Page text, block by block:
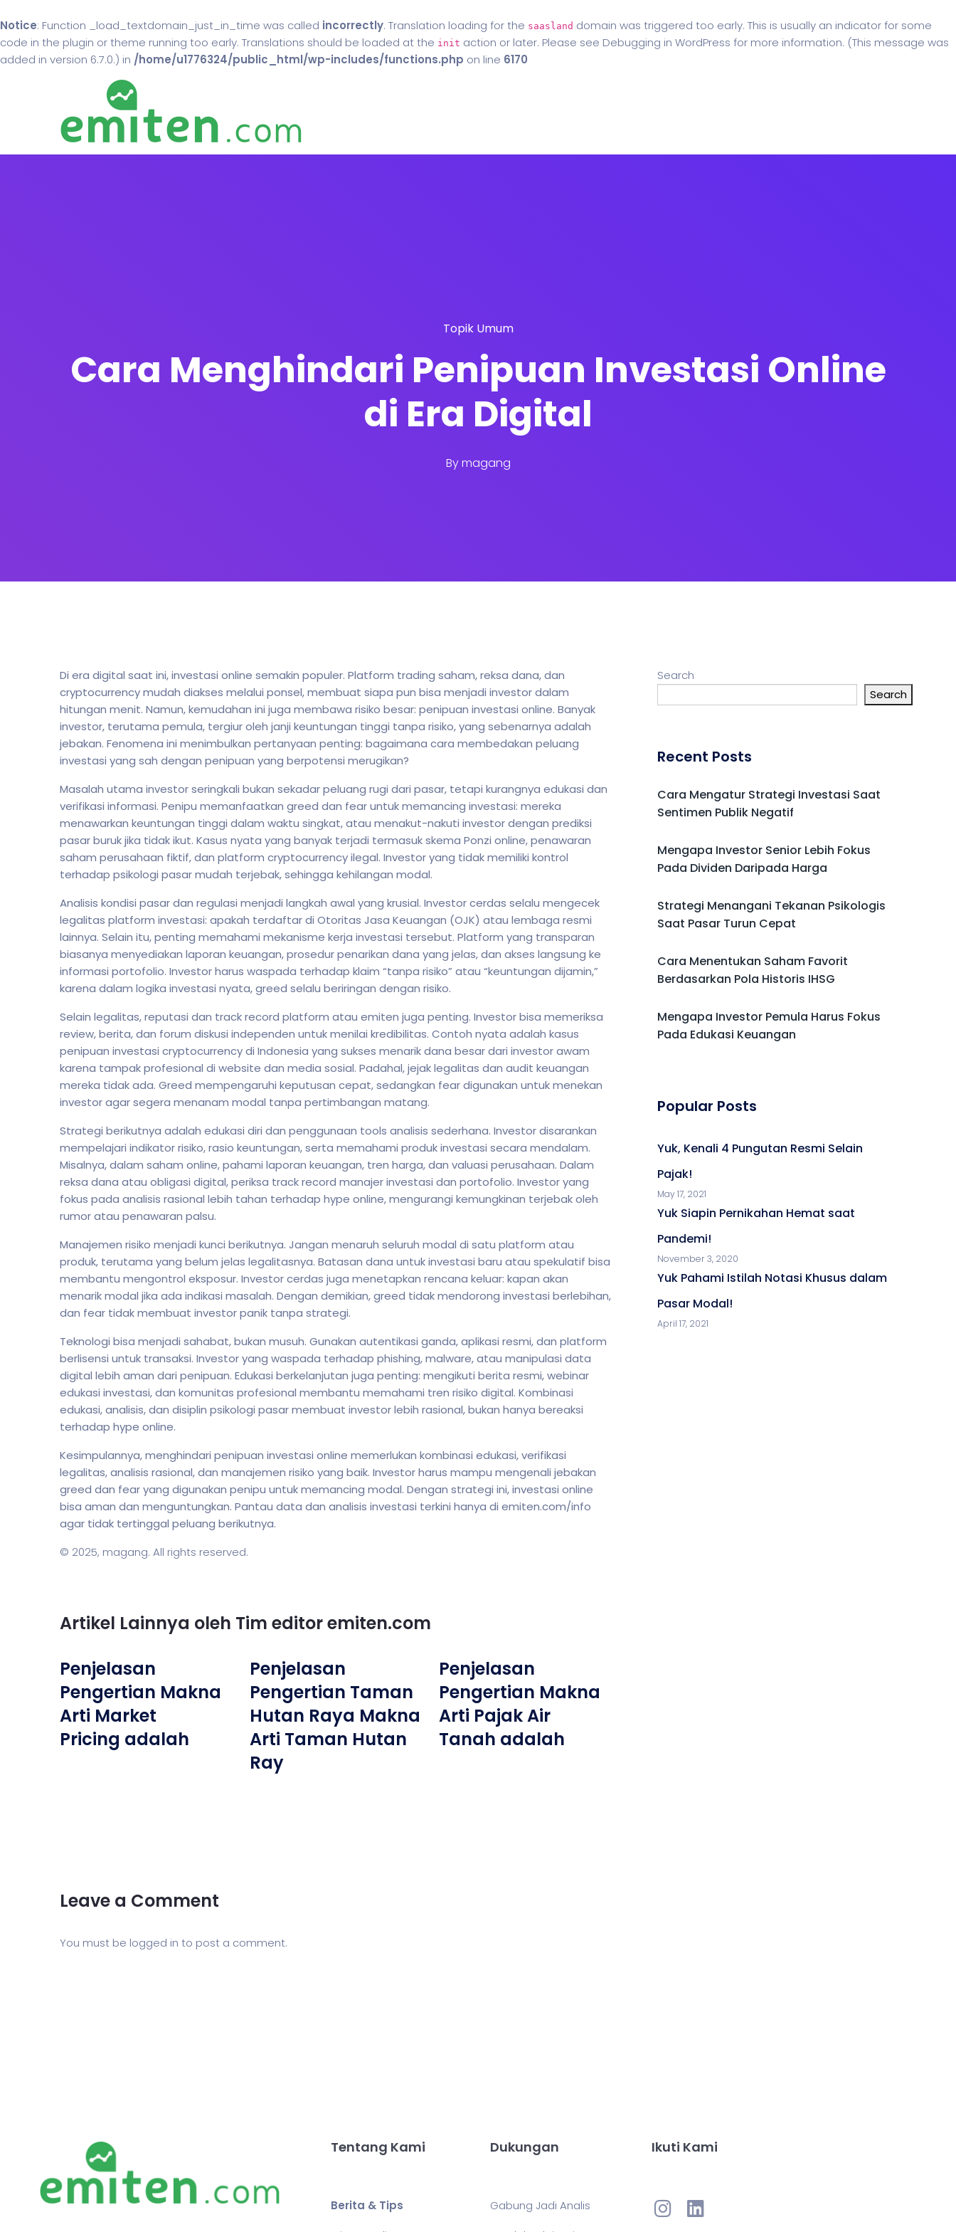
Notice: Function _load_textdomain_just_in_time was called incorrectly. Translation loading for the saasland domain was triggered too early. This is usually an indicator for some
code in the plugin or theme running too early. Translations should be loaded at the init action or later. Please see Debugging in WordPress for more information. (This message was
added in version 6.7.0.) in /home/u1776324/public_html/wp-includes/functions.php on line 6170
Topik Umum
Cara Menghindari Penipuan Investasi Online
di Era Digital
Bymagang
Di era digital saat ini, investasi online semakin populer. Platform trading saham, reksa dana, dan
cryptocurrency mudah diakses melalui ponsel, membuat siapa pun bisa menjadi investor dalam
hitungan menit. Namun, kemudahan ini juga membawa risiko besar: penipuan investasi online. Banyak
investor, terutama pemula, tergiur oleh janji keuntungan tinggi tanpa risiko, yang sebenarnya adalah
jebakan. Fenomena ini menimbulkan pertanyaan penting: bagaimana cara membedakan peluang
investasi yang sah dengan penipuan yang berpotensi merugikan?
Masalah utama investor seringkali bukan sekadar peluang rugi dari pasar, tetapi kurangnya edukasi dan
verifikasi informasi. Penipu memanfaatkan greed dan fear untuk memancing investasi: mereka
menawarkan keuntungan tinggi dalam waktu singkat, atau menakut-nakuti investor dengan prediksi
pasar buruk jika tidak ikut. Kasus nyata yang banyak terjadi termasuk skema Ponzi online, penawaran
saham perusahaan fiktif, dan platform cryptocurrency ilegal. Investor yang tidak memiliki kontrol
terhadap psikologi pasar mudah terjebak, sehingga kehilangan modal.
Analisis kondisi pasar dan regulasi menjadi langkah awal yang krusial. Investor cerdas selalu mengecek
legalitas platform investasi: apakah terdaftar di Otoritas Jasa Keuangan (OJK) atau lembaga resmi
lainnya. Selain itu, penting memahami mekanisme kerja investasi tersebut. Platform yang transparan
biasanya menyediakan laporan keuangan, prosedur penarikan dana yang jelas, dan akses langsung ke
informasi portofolio. Investor harus waspada terhadap klaim “tanpa risiko” atau “keuntungan dijamin,”
karena dalam logika investasi nyata, greed selalu beriringan dengan risiko.
Selain legalitas, reputasi dan track record platform atau emiten juga penting. Investor bisa memeriksa
review, berita, dan forum diskusi independen untuk menilai kredibilitas. Contoh nyata adalah kasus
penipuan investasi cryptocurrency di Indonesia yang sukses menarik dana besar dari investor awam
karena tampak profesional di website dan media sosial. Padahal, jejak legalitas dan audit keuangan
mereka tidak ada. Greed mempengaruhi keputusan cepat, sedangkan fear digunakan untuk menekan
investor agar segera menanam modal tanpa pertimbangan matang.
Strategi berikutnya adalah edukasi diri dan penggunaan tools analisis sederhana. Investor disarankan
mempelajari indikator risiko, rasio keuntungan, serta memahami produk investasi secara mendalam.
Misalnya, dalam saham online, pahami laporan keuangan, tren harga, dan valuasi perusahaan. Dalam
reksa dana atau obligasi digital, periksa track record manajer investasi dan portofolio. Investor yang
fokus pada analisis rasional lebih tahan terhadap hype online, mengurangi kemungkinan terjebak oleh
rumor atau penawaran palsu.
Manajemen risiko menjadi kunci berikutnya. Jangan menaruh seluruh modal di satu platform atau
produk, terutama yang belum jelas legalitasnya. Batasan dana untuk investasi baru atau spekulatif bisa
membantu mengontrol eksposur. Investor cerdas juga menetapkan rencana keluar: kapan akan
menarik modal jika ada indikasi masalah. Dengan demikian, greed tidak mendorong investasi berlebihan,
dan fear tidak membuat investor panik tanpa strategi.
Teknologi bisa menjadi sahabat, bukan musuh. Gunakan autentikasi ganda, aplikasi resmi, dan platform
berlisensi untuk transaksi. Investor yang waspada terhadap phishing, malware, atau manipulasi data
digital lebih aman dari penipuan. Edukasi berkelanjutan juga penting: mengikuti berita resmi, webinar
edukasi investasi, dan komunitas profesional membantu memahami tren risiko digital. Kombinasi
edukasi, analisis, dan disiplin psikologi pasar membuat investor lebih rasional, bukan hanya bereaksi
terhadap hype online.
Kesimpulannya, menghindari penipuan investasi online memerlukan kombinasi edukasi, verifikasi
legalitas, analisis rasional, dan manajemen risiko yang baik. Investor harus mampu mengenali jebakan
greed dan fear yang digunakan penipu untuk memancing modal. Dengan strategi ini, investasi online
bisa aman dan menguntungkan. Pantau data dan analisis investasi terkini hanya di emiten.com/info
agar tidak tertinggal peluang berikutnya.
© 2025, magang. All rights reserved.
Artikel Lainnya oleh Tim editor emiten.com
Penjelasan
Pengertian Makna
Arti Market
Pricing adalah
Penjelasan
Pengertian Taman
Hutan Raya Makna
Arti Taman Hutan
Ray
Penjelasan
Pengertian Makna
Arti Pajak Air
Tanah adalah
Leave a Comment
You must be logged in to post a comment.
Search
Search
Recent Posts
Cara Mengatur Strategi Investasi Saat
Sentimen Publik Negatif
Mengapa Investor Senior Lebih Fokus
Pada Dividen Daripada Harga
Strategi Menangani Tekanan Psikologis
Saat Pasar Turun Cepat
Cara Menentukan Saham Favorit
Berdasarkan Pola Historis IHSG
Mengapa Investor Pemula Harus Fokus
Pada Edukasi Keuangan
Popular Posts
Yuk, Kenali 4 Pungutan Resmi Selain
Pajak!
May 17, 2021
Yuk Siapin Pernikahan Hemat saat
Pandemi!
November 3, 2020
Yuk Pahami Istilah Notasi Khusus dalam
Pasar Modal!
April 17, 2021
Tentang Kami
Berita & Tips
Dukungan
Gabung Jadi Analis
Ikuti Kami